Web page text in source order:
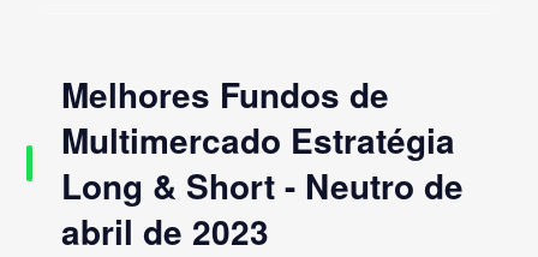
Melhores Fundos de
Multimercado Estratégia
Long & Short - Neutro de
abril de 2023